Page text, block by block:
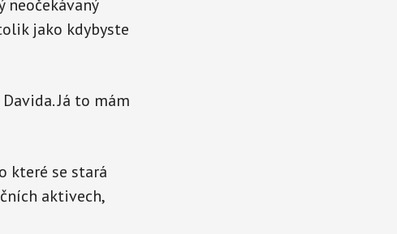
neočekávaný
jako kdybyste
Já to mám
které se stará
aktivech,